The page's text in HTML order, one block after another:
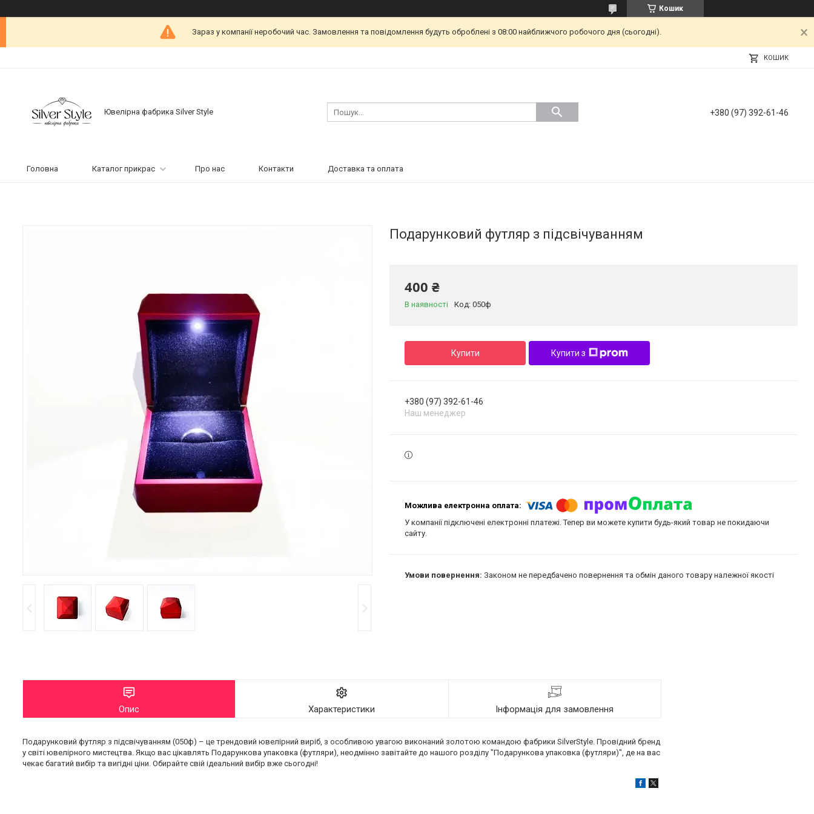
Кошик
Зараз у компанії неробочий час. Замовлення та повідомлення будуть оброблені з 08:00 найближчого робочого дня (сьогодні).
КОШИК
Ювелірна фабрика Silver Style +380 (97) 392-61-46
Головна Каталог прикрас Про нас Контакти Доставка та оплата
Подарунковий футляр з підсвічуванням
400 ₴
В наявності Код: 050ф
Купити Купити з
+380 (97) 392-61-46
Наш менеджер
У компанії підключені електронні платежі. Тепер ви можете купити будь-який товар не покидаючи
сайту.
Законом не передбачено повернення та обмін даного товару належної якості
Опис Характеристики Інформація для замовлення
Подарунковий футляр з підсвічуванням (050ф) – це трендовий ювелірний виріб, з особливою увагою виконаний золотою командою фабрики SilverStyle. Провідний бренд
у світі ювелірного мистецтва. Якщо вас цікавлять Подарункова упаковка (футляри), неодмінно завітайте до нашого розділу "Подарункова упаковка (футляри)", де на вас
чекає багатий вибір та вигідні ціни. Обирайте свій ідеальний вибір вже сьогодні!